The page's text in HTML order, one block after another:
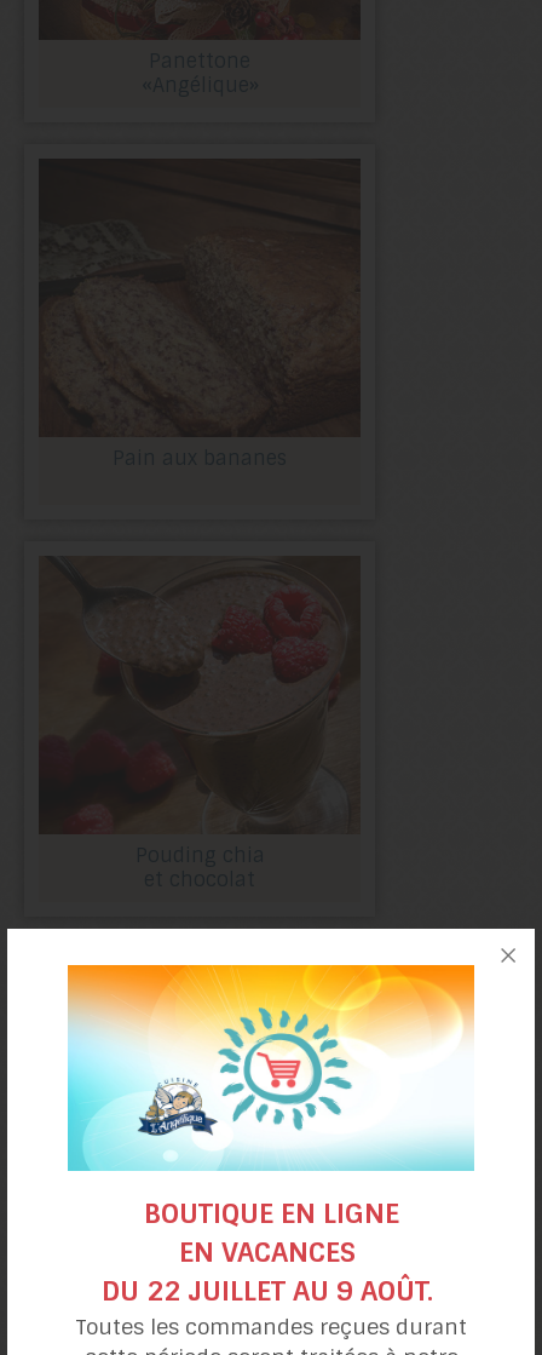
Beignes
choco-citrouille
BOUTIQUE EN LIGNE
EN VACANCES
DU 22 JUILLET AU 9 AOÛT.
Toutes les commandes reçues durant